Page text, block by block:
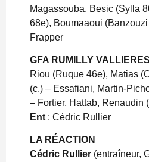
Magassouba, Besic (Sylla
68e), Boumaaoui (Banzouzi
Frapper
GFA RUMILLY VALLIERES
Riou (Ruque 46e), Matias
(c.) – Essafiani, Martin-
– Fortier, Hattab, Renaudin
Ent : Cédric Rullier
LA RÉACTION
Cédric Rullier (entraîneur,